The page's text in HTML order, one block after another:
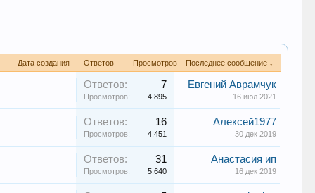
Дата создания Ответов Просмотров Последнее сообщение ↓
Ответов: 7
Просмотров: 4.895
Евгений Аврамчук
16 июл 2021
Ответов: 16
Просмотров: 4.451
Алексей1977
30 дек 2019
Ответов: 31
Просмотров: 5.640
Анастасия ип
16 дек 2019